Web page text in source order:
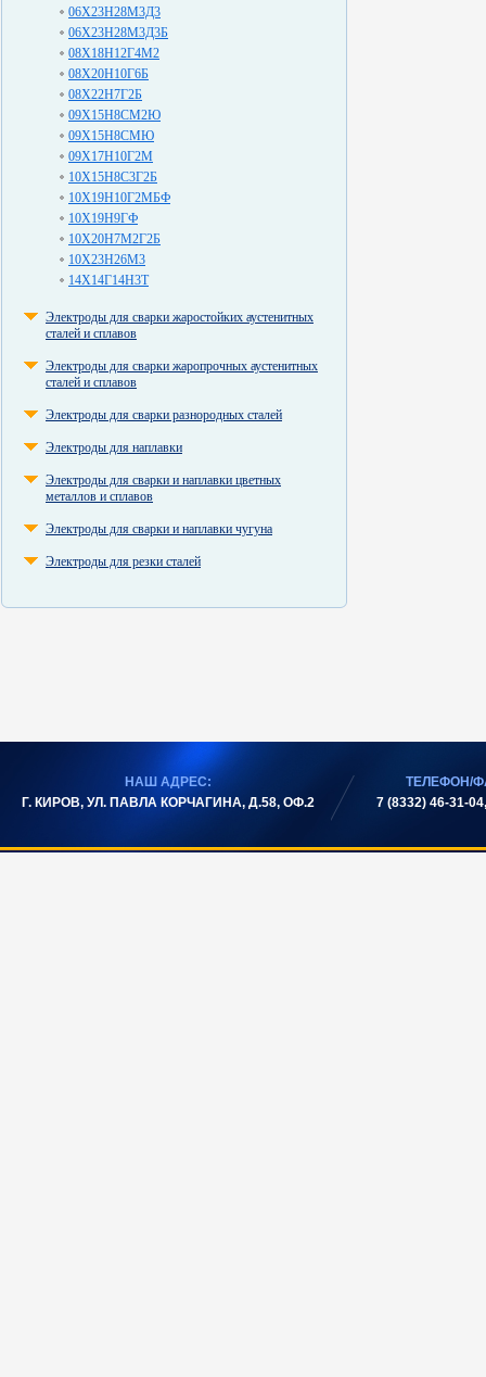
06Х23Н28М3Д3
06Х23Н28М3Д3Б
08Х18Н12Г4М2
08Х20Н10Г6Б
08Х22Н7Г2Б
09Х15Н8СМ2Ю
09Х15Н8СМЮ
09Х17Н10Г2М
10Х15Н8С3Г2Б
10Х19Н10Г2МБФ
10Х19Н9ГФ
10Х20Н7М2Г2Б
10Х23Н26М3
14Х14Г14Н3Т
Электроды для сварки жаростойких аустенитных
сталей и сплавов
Электроды для сварки жаропрочных аустенитных
сталей и сплавов
Электроды для сварки разнородных сталей
Электроды для наплавки
Электроды для сварки и наплавки цветных
металлов и сплавов
Электроды для сварки и наплавки чугуна
Электроды для резки сталей
НАШ АДРЕС:
Г. КИРОВ, УЛ. ПАВЛА КОРЧАГИНА, Д.58, ОФ.2
ТЕЛЕФОН/
7 (8332) 46-31-